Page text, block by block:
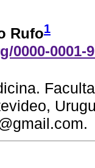
Rufo1
0001-